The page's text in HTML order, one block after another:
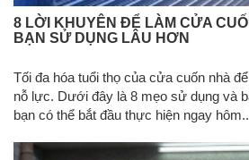
8 LỜI KHUYÊN ĐỂ LÀM CỬA
BẠN SỬ DỤNG LÂU HƠN
Tối đa hóa tuổi thọ của cửa cuốn nhà
nỗ lực. Dưới đây là 8 mẹo sử dụng và
bạn có thể bắt đầu thực hiện ngay